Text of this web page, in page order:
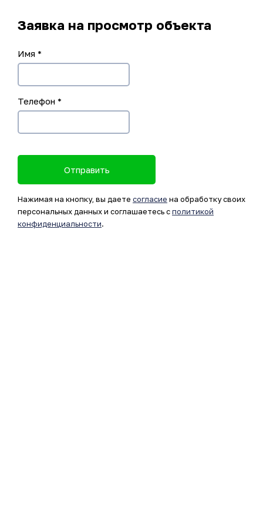
Заявка на просмотр объекта
Имя *
Телефон *
Отправить
Нажимая на кнопку, вы даете согласие на обработку своих
персональных данных и соглашаетесь сполитикой
конфиденциальности.